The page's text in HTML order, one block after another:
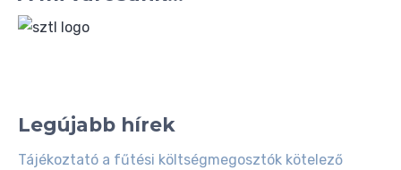
Legújabb hírek
Tájékoztató a fűtési költségmegosztók kötelező